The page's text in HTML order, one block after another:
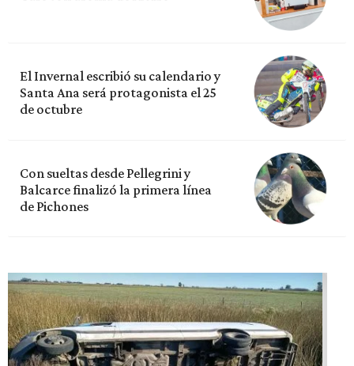
El Invernal escribió su calendario y
Santa Ana será protagonista el 25
de octubre
Con sueltas desde Pellegrini y
Balcarce finalizó la primera línea
de Pichones